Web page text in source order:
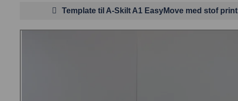
Template til A-Skilt A1 EasyMove med stof print